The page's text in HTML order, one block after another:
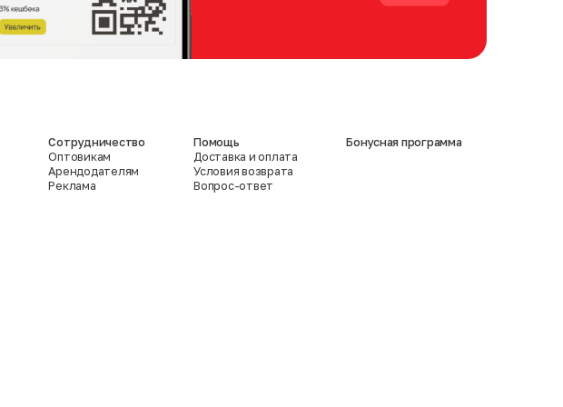
Сотрудничество
Оптовикам
Арендодателям
Реклама
Помощь
Доставка и оплата
Условия возврата
Вопрос-ответ
Бонусная программа